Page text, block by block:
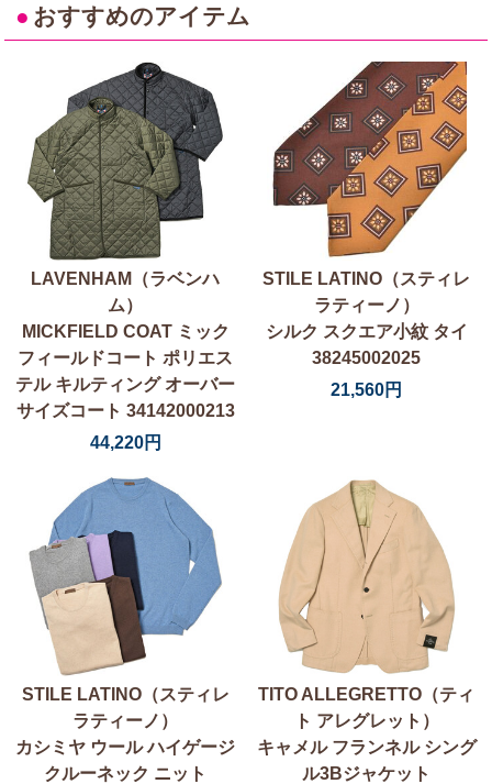
● おすすめのアイテム
LAVENHAM（ラベンハ
ム）
MICKFIELD COAT ミック
フィールドコート ポリエス
テル キルティング オーバー
サイズコート 34142000213
44,220円
STILE LATINO（スティレ
ラティーノ）
シルク スクエア小紋 タイ
38245002025
21,560円
STILE LATINO（スティレ
ラティーノ）
カシミヤ ウール ハイゲージ
クルーネック ニット
TITO ALLEGRETTO（ティ
ト アレグレット）
キャメル フランネル シング
ル3Bジャケット